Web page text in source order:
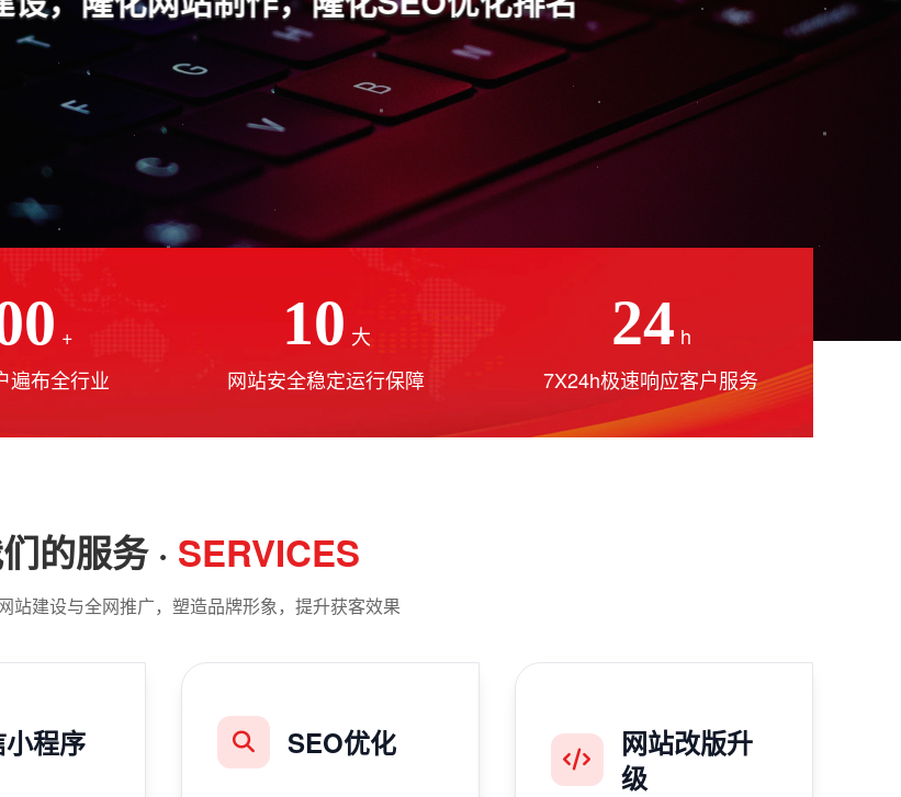
+
遍布全行业
10 大
网站安全稳定运行保障
24 h
7X24h极速响应客户服务
的服务 · SERVICES
站建设与全网推广，塑造品牌形象，提升获客效果
程序 SEO优化
网站改版升
级